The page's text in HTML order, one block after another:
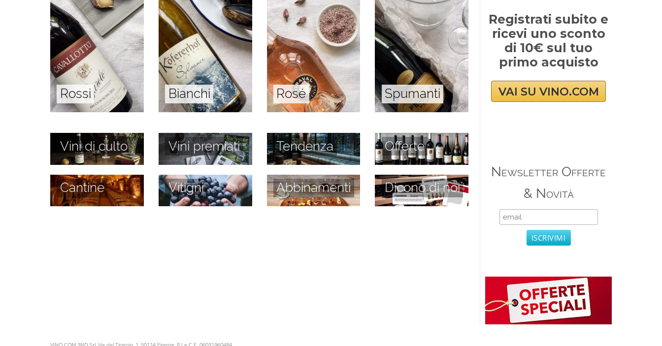
Rossi Bianchi Rosé Spumanti
Vini di culto Vini premiati Tendenza Offerte
Cantine Vitigni Abbinamenti Dicono di noi
Registrati subito e
ricevi uno sconto
di 10€ sul tuo
primo acquisto
VAI SU VINO.COM
Newsletter Offerte
& Novità